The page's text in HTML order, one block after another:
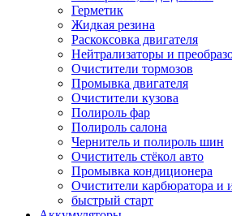
Герметик
Жидкая резина
Раскоксовка двигателя
Нейтрализаторы и
Очистители тормозов
Промывка двигателя
Очистители кузова
Полироль фар
Полироль салона
Чернитель и полироль шин
Очиститель стёкол авто
Промывка кондиционера
Очистители карбюратора и
быстрый старт